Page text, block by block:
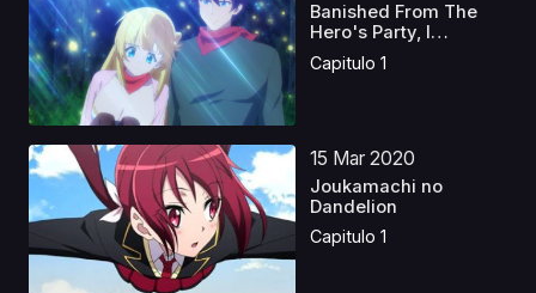
Banished From The
Hero's Party, I
Decide...
Capitulo 1
15 Mar 2020
Joukamachi no
Dandelion
Capitulo 1